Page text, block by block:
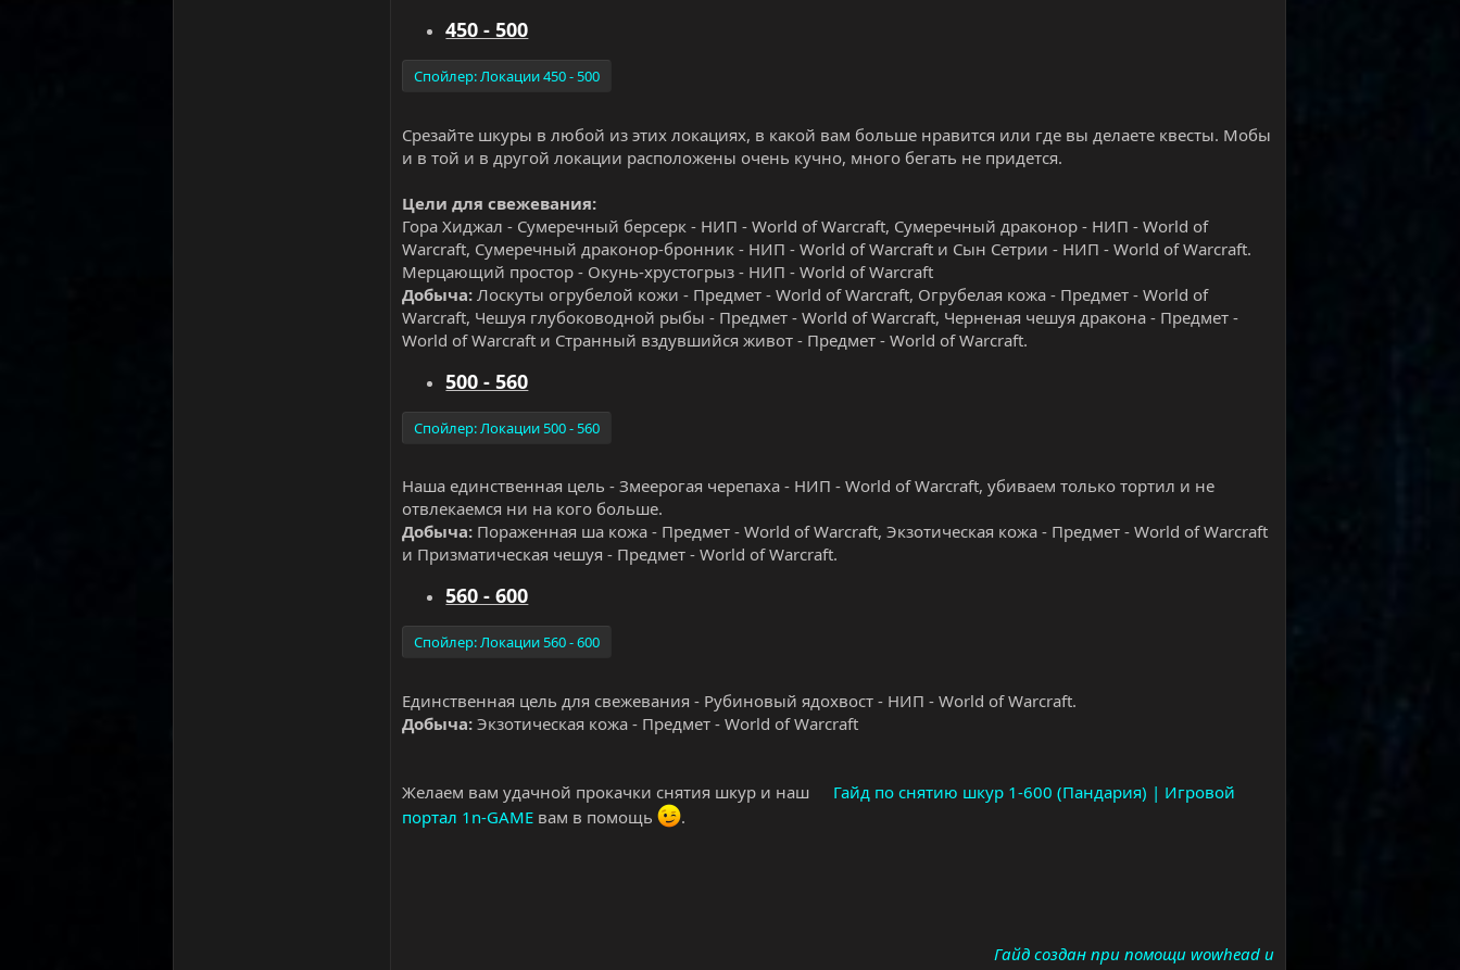
450 - 500
Спойлер:Локации 450 - 500
Срезайте шкуры в любой из этих локациях, в какой вам больше нравится или где вы делаете квесты. Мобы
и в той и в другой локации расположены очень кучно, много бегать не придется.
Цели для свежевания:
Гора Хиджал - Сумеречный берсерк - НИП - World of Warcraft, Сумеречный драконор - НИП - World of
Warcraft, Сумеречный драконор-бронник - НИП - World of Warcraft и Сын Сетрии - НИП - World of Warcraft.
Мерцающий простор - Окунь-хрустогрыз - НИП - World of Warcraft
Добыча: Лоскуты огрубелой кожи - Предмет - World of Warcraft, Огрубелая кожа - Предмет - World of
Warcraft, Чешуя глубоководной рыбы - Предмет - World of Warcraft, Черненая чешуя дракона - Предмет -
World of Warcraft и Странный вздувшийся живот - Предмет - World of Warcraft.
500 - 560
Спойлер: Локации 500 - 560
Наша единственная цель - Змеерогая черепаха - НИП - World of Warcraft, убиваем только тортил и не
отвлекаемся ни на кого больше.
Добыча: Пораженная ша кожа - Предмет - World of Warcraft, Экзотическая кожа - Предмет - World of Warcraft
и Призматическая чешуя - Предмет - World of Warcraft.
560 - 600
Спойлер:Локации 560 - 600
Единственная цель для свежевания - Рубиновый ядохвост - НИП - World of Warcraft.
Добыча: Экзотическая кожа - Предмет - World of Warcraft
Желаем вам удачной прокачки снятия шкур и наш
Гайд по снятию шкур 1-600 (Пандария) | Игровой
портал 1n-GAME вам в помощь .
Гайд создан при помощи wowhead и